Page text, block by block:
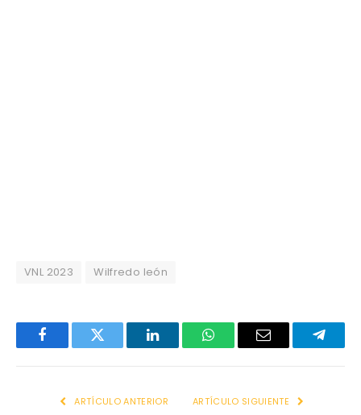
VNL 2023 Wilfredo león
FacebookTwitter LinkedInWhatsAppEmail
ARTÍCULO ANTERIOR ARTÍCULO SIGUIENTE